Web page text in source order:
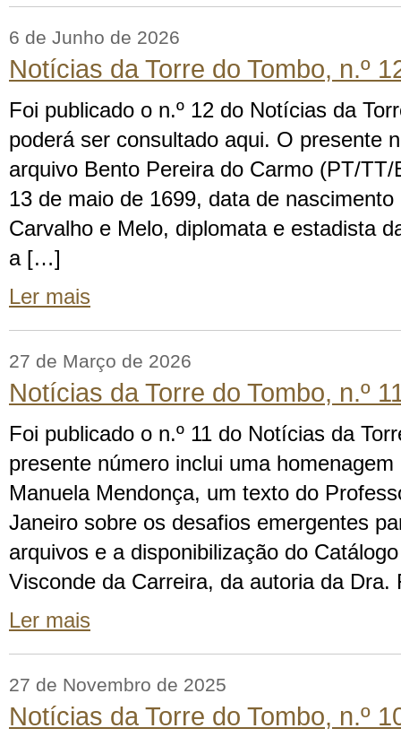
6 de Junho de 2026
Notícias da Torre do Tombo, n.º
Foi publicado o n.º 12 do Notícias da
poderá ser consultado aqui. O presente
arquivo Bento Pereira do Carmo (PT/
13 de maio de 1699, data de
Carvalho e Melo, diplomata e estadista
a […]
Ler mais
27 de Março de 2026
Notícias da Torre do Tombo, n.º
Foi publicado o n.º 11 do Notícias da
presente número inclui uma
Manuela Mendonça, um texto do
Janeiro sobre os desafios emergentes
arquivos e a disponibilização do
Visconde da Carreira, da autoria da
Ler mais
27 de Novembro de 2025
Notícias da Torre do Tombo, n.º